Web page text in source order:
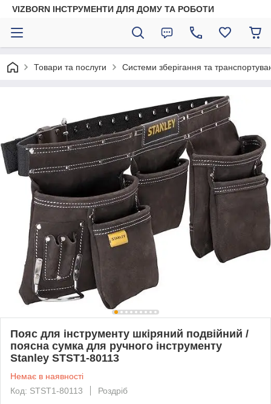
VIZBORN ІНСТРУМЕНТИ ДЛЯ ДОМУ ТА РОБОТИ
Товари та послуги Системи зберігання та
Пояс для інструменту шкіряний подвійний /
поясна сумка для ручного інструменту
Stanley STST1-80113
Немає в наявності
Код: STST1-80113
Роздріб